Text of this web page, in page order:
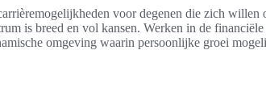
voor degenen die zich
is breed en vol kansen. Werken in de
omgeving waarin persoonlijke groei